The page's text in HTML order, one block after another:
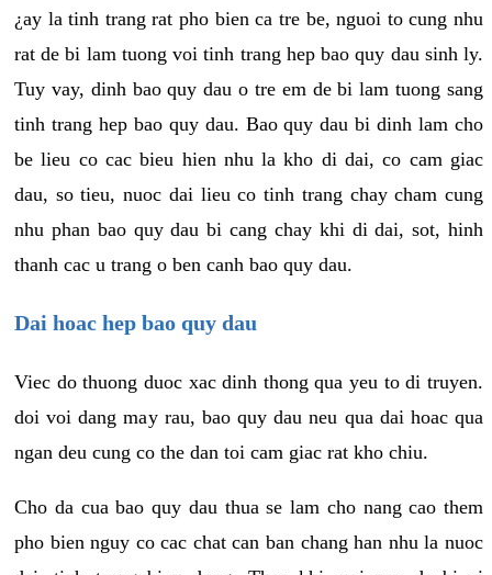
¿ay la tinh trang rat pho bien ca tre be, nguoi to cung nhu
rat de bi lam tuong voi tinh trang hep bao quy dau sinh ly.
Tuy vay, dinh bao quy dau o tre em de bi lam tuong sang
tinh trang hep bao quy dau. Bao quy dau bi dinh lam cho
be lieu co cac bieu hien nhu la kho di dai, co cam giac
dau, so tieu, nuoc dai lieu co tinh trang chay cham cung
nhu phan bao quy dau bi cang chay khi di dai, sot, hinh
thanh cac u trang o ben canh bao quy dau.
Dai hoac hep bao quy dau
Viec do thuong duoc xac dinh thong qua yeu to di truyen.
doi voi dang may rau, bao quy dau neu qua dai hoac qua
ngan deu cung co the dan toi cam giac rat kho chiu.
Cho da cua bao quy dau thua se lam cho nang cao them
pho bien nguy co cac chat can ban chang han nhu la nuoc